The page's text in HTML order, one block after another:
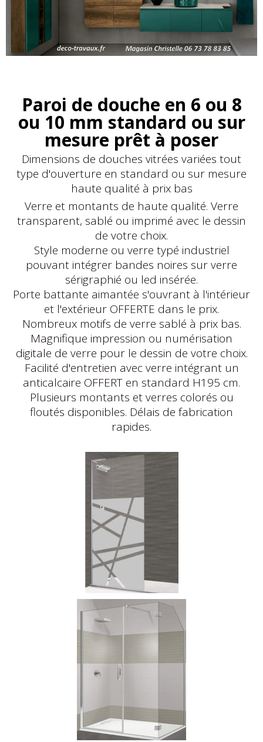
Paroi de douche en 6 ou 8
ou 10 mm standard ou sur
mesure prêt à poser
Dimensions de douches vitrées variées tout
type d'ouverture en standard ou sur mesure
haute qualité à prix bas
Verre et montants de haute qualité. Verre
transparent, sablé ou imprimé avec le dessin
de votre choix.
Style moderne ou verre typé industriel
pouvant intégrer bandes noires sur verre
sérigraphié ou led insérée.
Porte battante aimantée s'ouvrant à l'intérieur
et l'extérieur OFFERTE dans le prix.
Nombreux motifs de verre sablé à prix bas.
Magnifique impression ou numérisation
digitale de verre pour le dessin de votre choix.
Facilité d'entretien avec verre intégrant un
anticalcaire OFFERT en standard H195 cm.
Plusieurs montants et verres colorés ou
floutés disponibles. Délais de fabrication
rapides.